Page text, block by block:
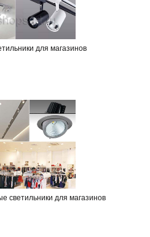
для магазинов
светильники для магазинов